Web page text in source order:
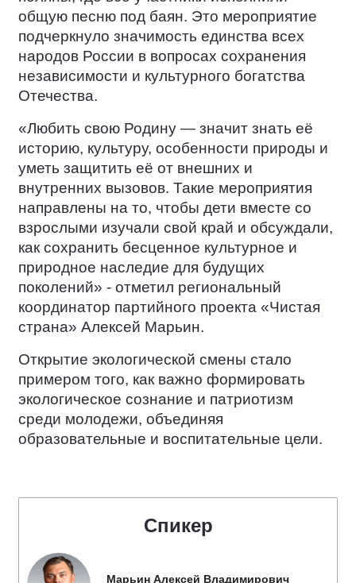
общую песню под баян. Это мероприятие
подчеркнуло значимость единства всех
народов России в вопросах сохранения
независимости и культурного богатства
Отечества.
«Любить свою Родину — значит знать её
историю, культуру, особенности природы и
уметь защитить её от внешних и
внутренних вызовов. Такие мероприятия
направлены на то, чтобы дети вместе со
взрослыми изучали свой край и обсуждали,
как сохранить бесценное культурное и
природное наследие для будущих
поколений» - отметил региональный
координатор партийного проекта «Чистая
страна» Алексей Марьин.
Открытие экологической смены стало
примером того, как важно формировать
экологическое сознание и патриотизм
среди молодежи, объединяя
образовательные и воспитательные цели.
Спикер
Марьин Алексей Владимирович